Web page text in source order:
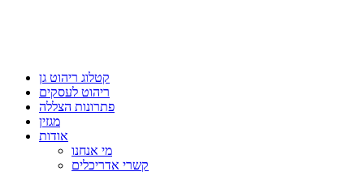
קטלוג ריהוט גן
ריהוט לעסקים
פתרונות הצללה
מגזין
אודות
מי אנחנו
קשרי אדריכלים